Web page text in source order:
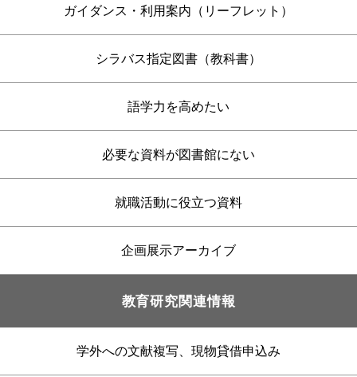
ガイダンス・利用案内（リーフレット）
シラバス指定図書（教科書）
語学力を高めたい
必要な資料が図書館にない
就職活動に役立つ資料
企画展示アーカイブ
教育研究関連情報
学外への文献複写、現物貸借申込み